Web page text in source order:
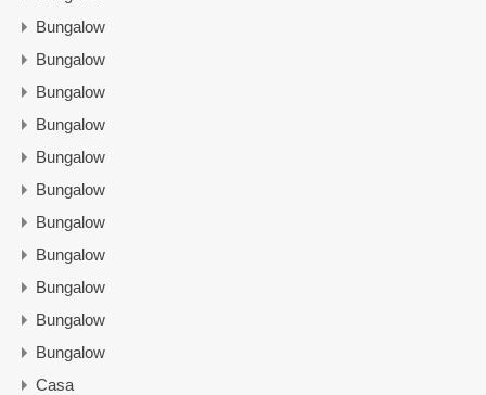
Bungalow
Bungalow
Bungalow
Bungalow
Bungalow
Bungalow
Bungalow
Bungalow
Bungalow
Bungalow
Bungalow
Casa